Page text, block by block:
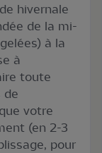
hivernale
de la mi-
à la
à
toute
de
votre
(en 2-3
pour